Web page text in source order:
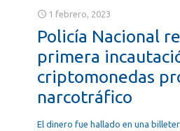
1 febrero, 2023
Policía Nacional
primera
criptomonedas
narcotráfico
El dinero fue hallado en una